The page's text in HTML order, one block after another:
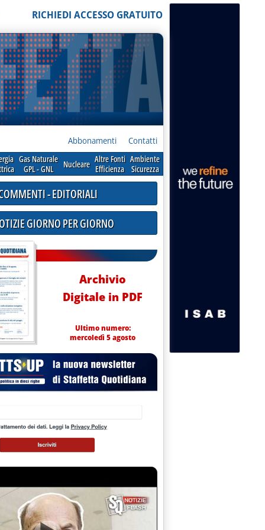
RICHIEDI ACCESSO GRATUITO
Abbonamenti Contatti
Gas Naturale
GPL - GNL
Nucleare Altre Fonti
Efficienza
Ambiente
Sicurezza
- EDITORIALI
GIORNO PER GIORNO
Archivio
Digitale in PDF
Ultimo numero:
mercoledì 5 agosto